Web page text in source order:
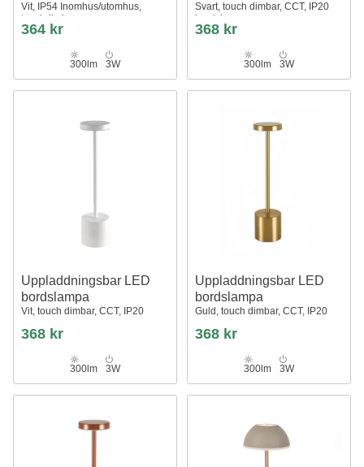
Vit, IP54 Inomhus/utomhus,
touchdimbar
364 kr
300lm 3W
Svart, touch dimbar, CCT, IP20
bordslampa
368 kr
300lm 3W
Uppladdningsbar LED
bordslampa
Vit, touch dimbar, CCT, IP20
368 kr
300lm 3W
Uppladdningsbar LED
bordslampa
Guld, touch dimbar, CCT, IP20
368 kr
300lm 3W